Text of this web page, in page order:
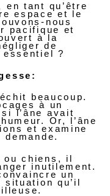
en tant qu’être
espace et le
nous
pacifique et
à la
de
essentiel ?
beaucoup.
à un
l’âne avait
Or, l’âne
et examine
ou chiens, il
inutilement.
un
situation qu’il